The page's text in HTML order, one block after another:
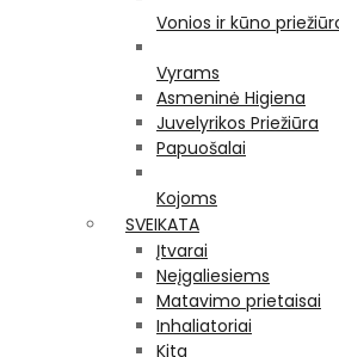
Vonios ir kūno
Vyrams
Asmeninė Higiena
Juvelyrikos Priežiūra
Papuošalai
Kojoms
SVEIKATA
Įtvarai
Neįgaliesiems
Matavimo prietaisai
Inhaliatoriai
Kita